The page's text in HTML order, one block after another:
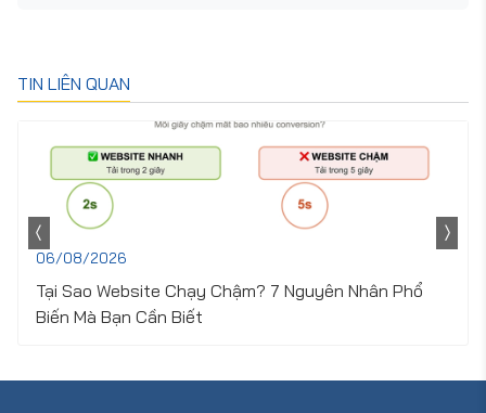
TIN LIÊN QUAN
06/08/2026
Tại Sao Website Chạy Chậm? 7 Nguyên Nhân Phổ
Biến Mà Bạn Cần Biết